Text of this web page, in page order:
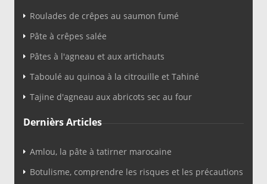
Roulades de crêpes au saumon fumé
Pâte à crêpes salée
Pâtes à l'agneau et aux artichauts
Taboulé au quinoa à la citrouille et Tahiné
Tajine d'agneau aux abricots sec au four
Dernièrs Articles
Amlou, la pâte à tatirner marocaine
Botulisme, comprendre les risques et les précautions